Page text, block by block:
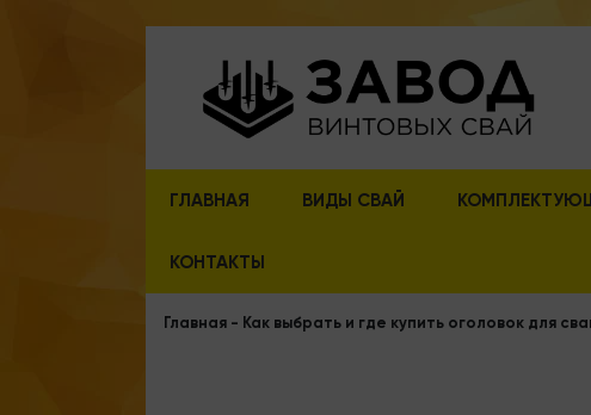
ГЛАВНАЯ ВИДЫ СВАЙ
КОНТАКТЫ
Главная - Как выбрать и где купить оголовок для